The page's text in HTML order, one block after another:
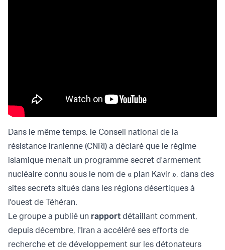
Dans le même temps, le Conseil national de la
résistance iranienne (CNRI) a déclaré que le régime
islamique menait un programme secret d'armement
nucléaire connu sous le nom de « plan Kavir », dans des
sites secrets situés dans les régions désertiques à
l'ouest de Téhéran.
Le groupe a publié un rapport détaillant comment,
depuis décembre, l'Iran a accéléré ses efforts de
recherche et de développement sur les détonateurs